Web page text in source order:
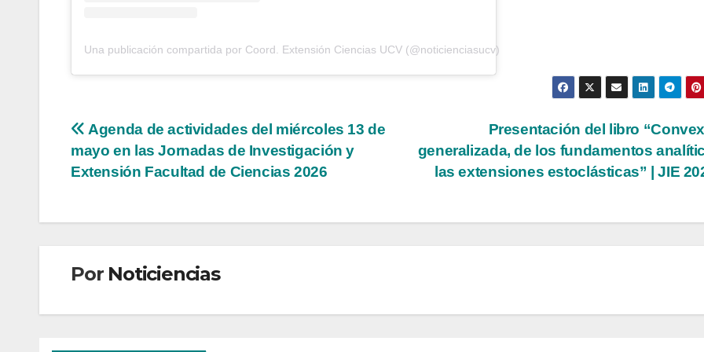
Una publicación compartida por Coord. Extensión Ciencias UCV (@noticienciasucv)
Navegación
de
Presentación del libro
generalizada, de los fundamentos
las extensiones estoclásticas” | JIE
Agenda de actividades del miércoles 13 de
mayo en las Jornadas de Investigación y
Extensión Facultad de Ciencias 2026
Por Noticiencias